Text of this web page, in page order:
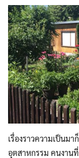
Search
for:
เรื่องราวความเป็นม
อุตสาหกรรม คนงาน